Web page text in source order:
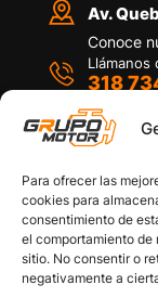
Para ofrecer las
cookies para
consentimiento de
el comportamiento
sitio. No consentir o
negativamente a
Av.
Conoce
Llámanos
318
Por medio